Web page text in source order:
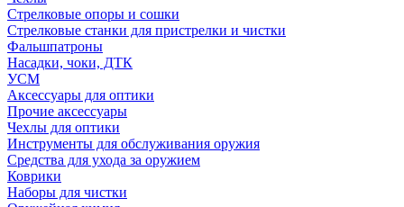
Стрелковые опоры и сошки
Стрелковые станки для пристрелки и чистки
Фальшпатроны
Насадки, чоки, ДТК
УСМ
Аксессуары для оптики
Прочие аксессуары
Чехлы для оптики
Инструменты для обслуживания оружия
Средства для ухода за оружием
Коврики
Наборы для чистки